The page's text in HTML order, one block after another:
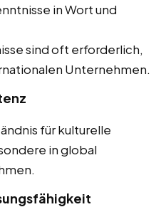
in Wort und
sind oft erforderlich,
Unternehmen.
für kulturelle
in global